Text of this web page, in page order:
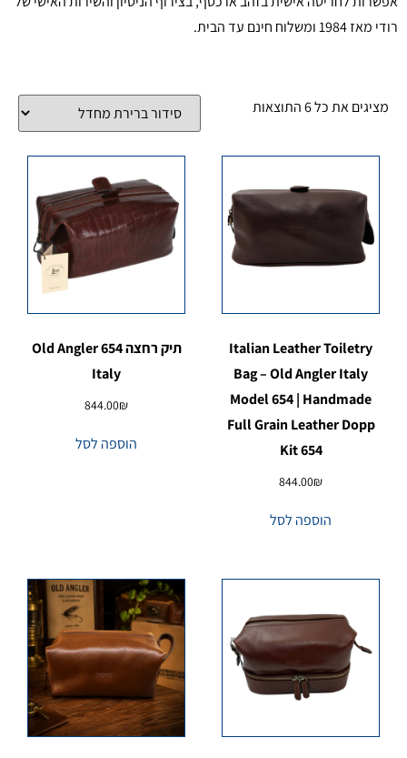
רודי מאז 1984 ומשלוח חינם עד הבית.
מציגים את כל ⁦6⁩ התוצאות
Italian Leather Toiletry
Bag – Old Angler Italy
Model 654 | Handmade
Full Grain Leather Dopp
Kit 654
844.00₪
הוספה לסל
תיק רחצה 654 Old Angler
Italy
844.00₪
הוספה לסל